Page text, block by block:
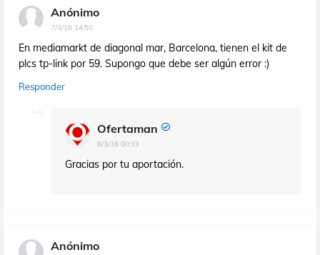
Anónimo
7/3/16 14:50
En mediamarkt de diagonal mar, Barcelona, tienen el kit de
plcs tp-link por 59. Supongo que debe ser algún error :)
Responder
Ofertaman
8/3/16 00:33
Gracias por tu aportación.
Anónimo